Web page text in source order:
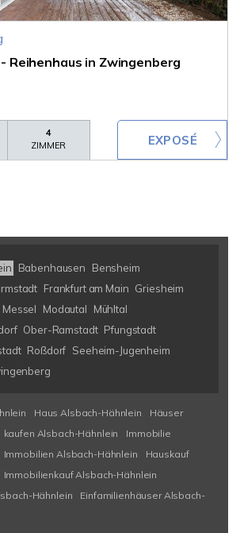
- Reihenhaus in Zwingenberg
4
ZIMMER
Babenhausen
Bensheim
Frankfurt am Main Griesheim
Messel Modautal
Mühltal
Ober-Ramstadt Pfungstadt
Roßdorf Seeheim-Jugenheim
Haus Alsbach-Hähnlein
Häuser
kaufen Alsbach-Hähnlein
Immobilie
Immobilien Alsbach-Hähnlein
Hauskauf
Immobilienkauf Alsbach-Hähnlein
Hähnlein
Einfamilienhäuser Alsbach-